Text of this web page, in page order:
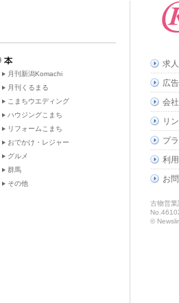
月刊新潟Komachi
月刊くるまる
こまちウエディング
ハウジングこまち
リフォームこまち
おでかけ・レジャー
グルメ
群馬
その他
求人
広告
会
リ
プ
利
お
古物営
©